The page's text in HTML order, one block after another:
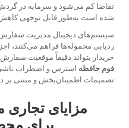
تقاضا کم می‌شود و سرمایه در
شده است به‌طور قابل توجهی کاهش
سیستم‌های دیجیتال مدیریت سفارش
ردیابی محموله‌ها فراهم می‌کنند،
خریدار بتواند دقیقاً موقعیت
فوم حافظه استرس و اضطراب
تصمیمات اطمینان‌بخش و مبتنی بر
مزایای